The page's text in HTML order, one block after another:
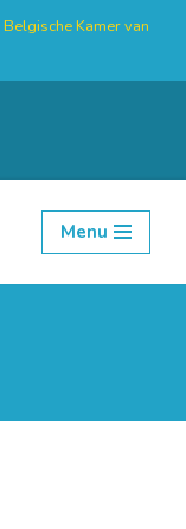
Belgische Kamer van
Menu